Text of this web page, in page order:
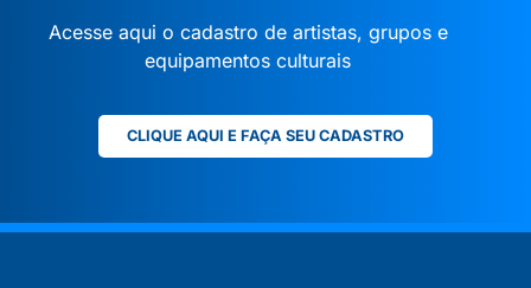
Acesse aqui o cadastro de artistas, grupos e
equipamentos culturais
CLIQUE AQUI E FAÇA SEU CADASTRO